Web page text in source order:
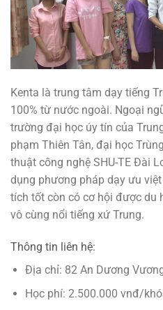
Kenta là trung tâm dạy tiếng
100% từ nước ngoài. Ngoại
trường đại học úy tín của
phạm Thiên Tân, đại học
thuật công nghệ SHU-TE Đài
dụng phương pháp dạy ưu
tích tốt còn có cơ hội được du
vô cùng nổi tiếng xứ Trung.
Thông tin liên hệ:
Địa chỉ: 82 An Dương
Học phí: 2.500.000 vnđ/